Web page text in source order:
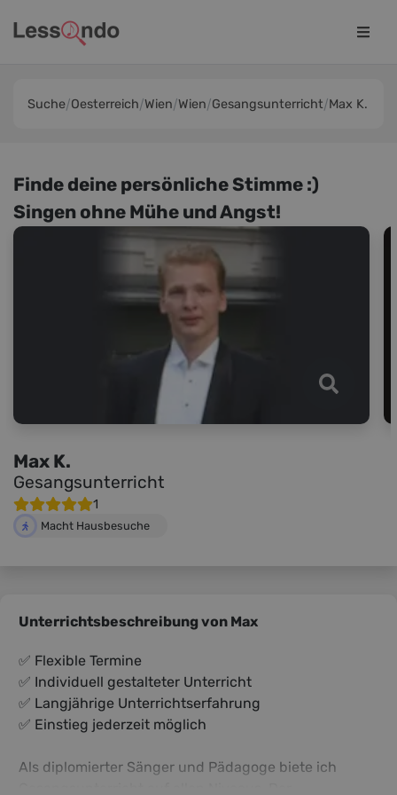
Suche Oesterreich Wien Wien Gesangsunterricht Max K.
Finde deine persönliche Stimme :)
Singen ohne Mühe und Angst!
Max K.
Gesangsunterricht
1
Macht Hausbesuche
Unterrichtsbeschreibung von Max
✅ Flexible Termine
✅ Individuell gestalteter Unterricht
✅ Langjährige Unterrichtserfahrung
✅ Einstieg jederzeit möglich
Als diplomierter Sänger und Pädagogе biete ich